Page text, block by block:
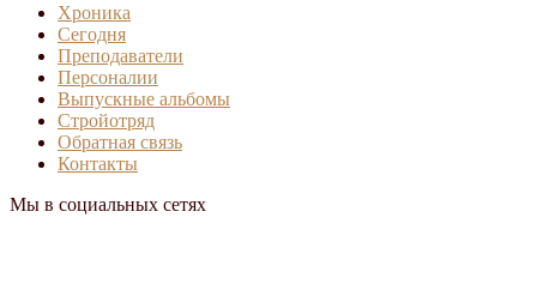
Хроника
Сегодня
Преподаватели
Персоналии
Выпускные альбомы
Стройотряд
Обратная связь
Контакты
Мы в социальных сетях